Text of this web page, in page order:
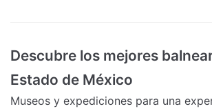
Descubre los mejores
Estado de México
Museos y expediciones para una